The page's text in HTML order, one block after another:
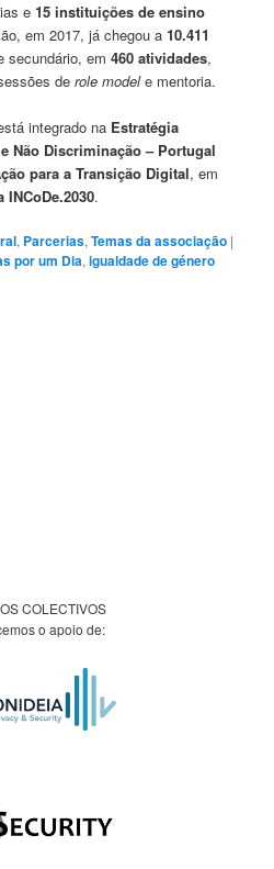
e15 instituições de ensino
em 2017, já chegou a10.411
secundário, em460 atividades,
derole modele mentoria.
integrado na Estratégia
Não Discriminação – Portugal
para a Transição Digital, em
INCoDe.2030.
, Parcerias,Temas da associação |
por um Dia,igualdade de género
COLECTIVOS
o apoio de: